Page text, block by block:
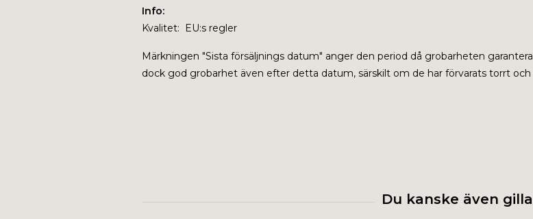
Info:
Kvalitet: EU:s regler
Märkningen "Sista försäljnings datum" anger den period då grobarheten
dock god grobarhet även efter detta datum, särskilt om de har förvarats torrt och